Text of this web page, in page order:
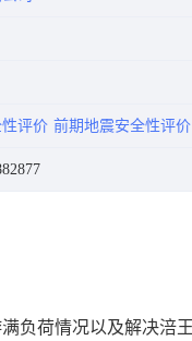
评价 前期地震安全性评价
负荷情况以及解决涪